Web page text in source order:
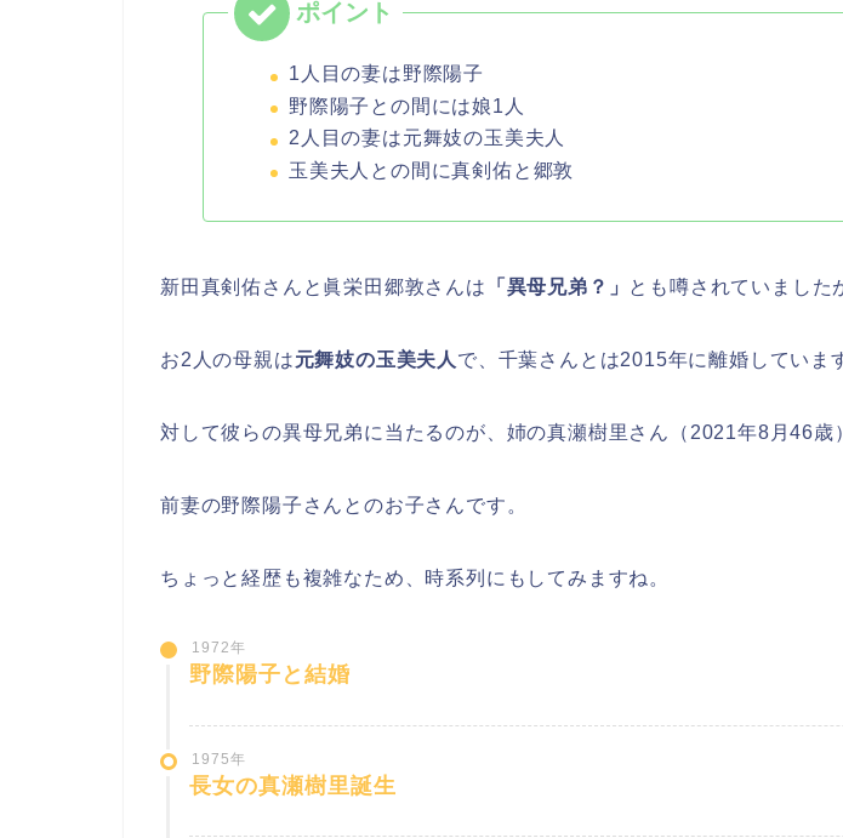
1人目の妻は野際陽子
野際陽子との間には娘1人
2人目の妻は元舞妓の玉美夫人
玉美夫人との間に真剣佑と郷敦
新田真剣佑さんと眞栄田郷敦さんは 「異母兄弟？」 とも噂されていました
お2人の母親は元舞妓の玉美夫人 で、千葉さんとは2015年に離婚していま
対して彼らの異母兄弟に当たるのが、姉の真瀬樹里さん（2021年8月46歳
前妻の野際陽子さんとのお子さんです。
ちょっと経歴も複雑なため、時系列にもしてみますね。
1972年
野際陽子と結婚
1975年
長女の真瀬樹里誕生